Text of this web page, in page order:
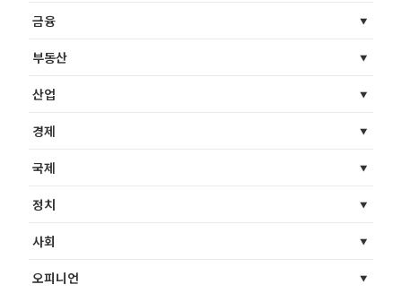
금융
부동산
산업
경제
국제
정치
사회
오피니언